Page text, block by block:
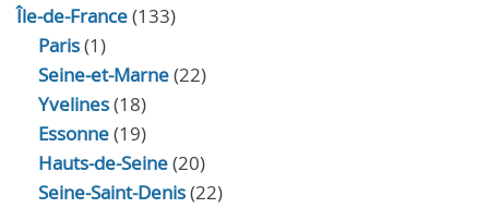
Île-de-France(133)
Paris(1)
Seine-et-Marne(22)
Yvelines(18)
Essonne(19)
Hauts-de-Seine(20)
Seine-Saint-Denis(22)